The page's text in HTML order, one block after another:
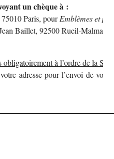
un chèque à :
Paris, pourEmblèmes et
Baillet, 92500 Rueil-
à l’ordre de la
adresse pour l’envoi de